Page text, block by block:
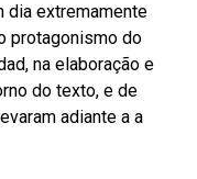
dia extremamente
protagonismo do
na elaboração e
do texto, e de
adiante a a